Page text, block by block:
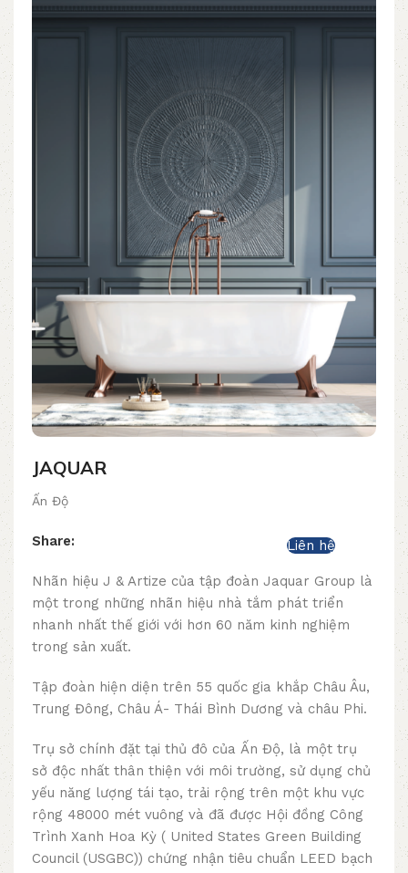
JAQUAR
Ấn Độ
Share: Liên hệ
Nhãn hiệu J & Artize của tập đoàn Jaquar Group là
một trong những nhãn hiệu nhà tắm phát triển
nhanh nhất thế giới với hơn 60 năm kinh nghiệm
trong sản xuất.
Tập đoàn hiện diện trên 55 quốc gia khắp Châu Âu,
Trung Đông, Châu Á- Thái Bình Dương và châu Phi.
Trụ sở chính đặt tại thủ đô của Ấn Độ, là một trụ
sở độc nhất thân thiện với môi trường, sử dụng chủ
yếu năng lượng tái tạo, trải rộng trên một khu vực
rộng 48000 mét vuông và đã được Hội đồng Công
Trình Xanh Hoa Kỳ ( United States Green Building
Council (USGBC)) chứng nhận tiêu chuẩn LEED bạch